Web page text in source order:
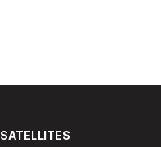
SATELLITES